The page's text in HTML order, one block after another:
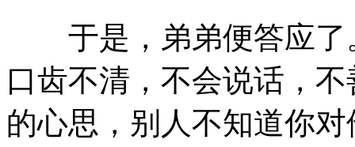
于是，弟弟便答应了
口齿不清，不会说话，
的心思，别人不知道你